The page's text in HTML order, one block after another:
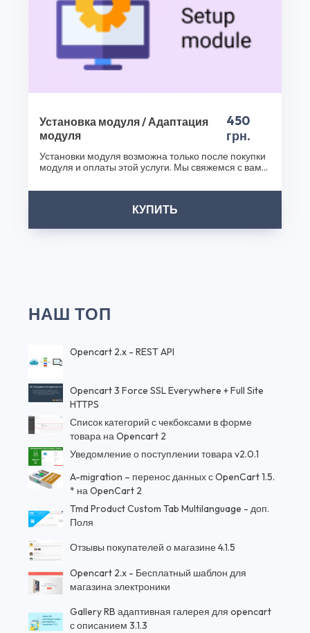
Установка модуля / Адаптация
модуля
450
грн.
Установки модуля возможна только после покупки
модуля и оплаты этой услуги. Мы свяжемся с вами
КУПИТЬ
НАШ ТОП
Opencart 2.x - REST API
Opencart 3 Force SSL Everywhere + Full Site
HTTPS
Список категорий с чекбоксами в форме
товара на Opencart 2
Уведомление о поступлении товара v2.0.1
A-migration – перенос данных с OpenCart 1.5.
* на OpenCart 2
Tmd Product Custom Tab Multilanguage - доп.
Поля
Отзывы покупателей о магазине 4.1.5
Opencart 2.x - Бесплатный шаблон для
магазина электроники
Gallery RB адаптивная галерея для opencart
с описанием 3.1.3